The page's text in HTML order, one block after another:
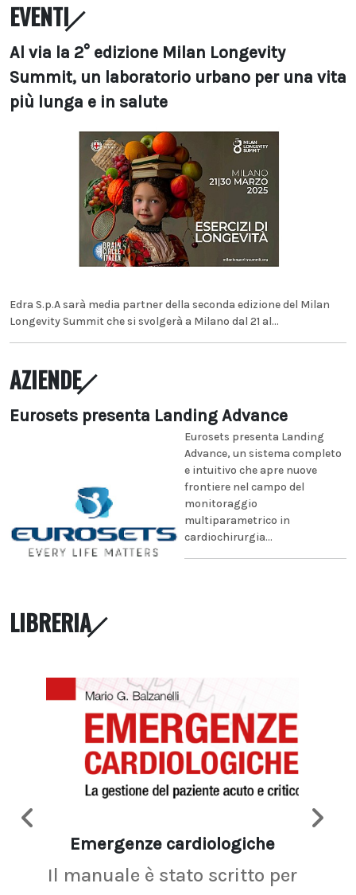
EVENTI
Al via la 2° edizione Milan Longevity
Summit, un laboratorio urbano per una vita
più lunga e in salute
Edra S.p.A sarà media partner della seconda edizione del Milan
Longevity Summit che si svolgerà a Milano dal 21 al...
AZIENDE
Eurosets presenta Landing Advance
Eurosets presenta Landing
Advance, un sistema completo
e intuitivo che apre nuove
frontiere nel campo del
monitoraggio
multiparametrico in
cardiochirurgia...
LIBRERIA
Emergenze cardiologiche
Il manuale è stato scritto per